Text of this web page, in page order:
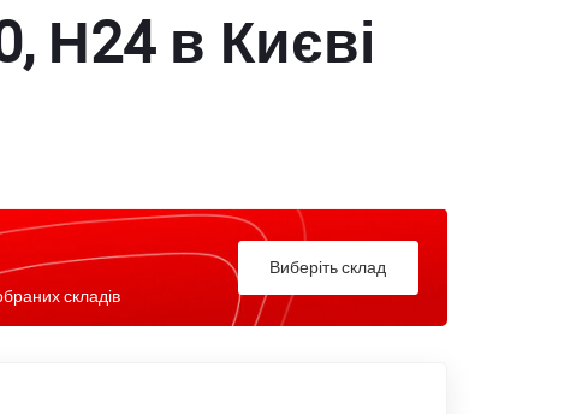
Н24 в Києві
складів
Виберіть склад